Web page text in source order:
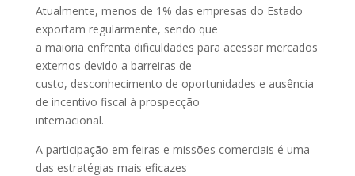
Atualmente, menos de 1% das empresas do Estado
exportam regularmente, sendo que
a maioria enfrenta dificuldades para acessar mercados
externos devido a barreiras de
custo, desconhecimento de oportunidades e ausência
de incentivo fiscal à prospecção
internacional.
A participação em feiras e missões comerciais é uma
das estratégias mais eficazes